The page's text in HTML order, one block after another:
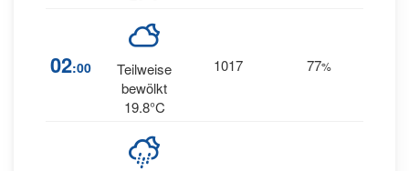
02:00
Teilweise
bewölkt
19.8°C
1017 77%